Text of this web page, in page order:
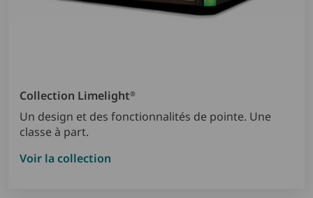
Collection Limelight®
Un design et des fonctionnalités de pointe. Une
classe à part.
Voir la collection